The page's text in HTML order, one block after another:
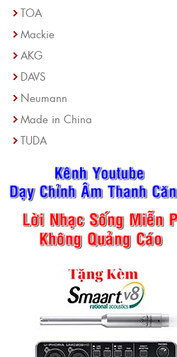
TOA
Mackie
AKG
DAVS
Neumann
Made in China
TUDA